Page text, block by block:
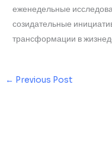
еженедельные
созидательные
трансформации в
← Previous Post